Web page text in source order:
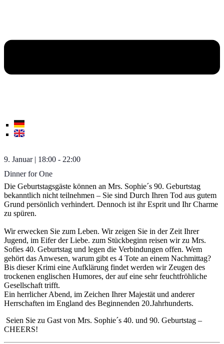
9. Januar 18:00 - 22:00
Dinner for One
Die Geburtstagsgäste können an Mrs. Sophie´s 90. Geburtstag
bekanntlich nicht teilnehmen – Sie sind Durch Ihren Tod aus gutem
Grund persönlich verhindert. Dennoch ist ihr Esprit und Ihr Charme
zu spüren.
Wir erwecken Sie zum Leben. Wir zeigen Sie in der Zeit Ihrer
Jugend, im Eifer der Liebe. zum Stückbeginn reisen wir zu Mrs.
Sofies 40. Geburtstag und legen die Verbindungen offen. Wem
gehört das Anwesen, warum gibt es 4 Tote an einem Nachmittag?
Bis dieser Krimi eine Aufklärung findet werden wir Zeugen des
trockenen englischen Humores, der auf eine sehr feuchtfröhliche
Gesellschaft trifft.
Ein herrlicher Abend, im Zeichen Ihrer Majestät und anderer
Herrschaften im England des Beginnenden 20.Jahrhunderts.
Seien Sie zu Gast von Mrs. Sophie´s 40. und 90. Geburtstag –
CHEERS!